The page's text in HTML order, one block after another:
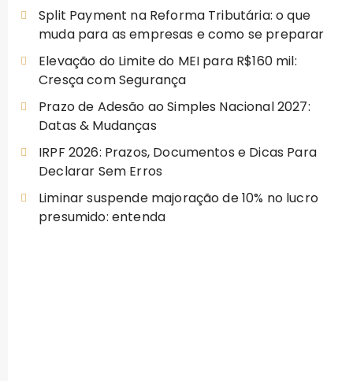
Split Payment na Reforma Tributária: o que
muda para as empresas e como se preparar
Elevação do Limite do MEI para R$160 mil:
Cresça com Segurança
Prazo de Adesão ao Simples Nacional 2027:
Datas & Mudanças
IRPF 2026: Prazos, Documentos e Dicas Para
Declarar Sem Erros
Liminar suspende majoração de 10% no lucro
presumido: entenda